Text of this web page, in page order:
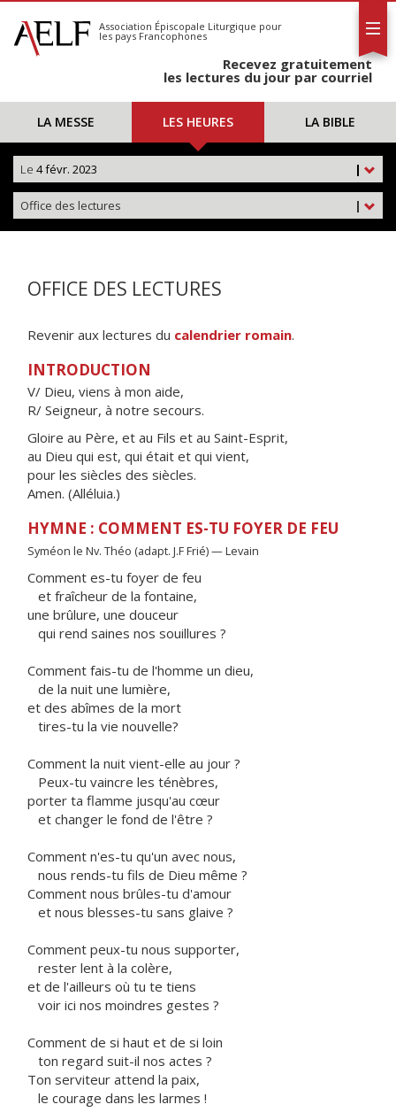
S'abonner
Calendrier
Association Épiscopale Liturgique pour
les pays Francophones
Recevez gratuitement
les lectures du jour par courriel
LA MESSE LES HEURES LA BIBLE
|
Le 4 févr. 2023
|
Office des lectures
OFFICE DES LECTURES
Revenir aux lectures du calendrier romain.
INTRODUCTION
V/ Dieu, viens à mon aide,
R/ Seigneur, à notre secours.
Gloire au Père, et au Fils et au Saint-Esprit,
au Dieu qui est, qui était et qui vient,
pour les siècles des siècles.
Amen. (Alléluia.)
HYMNE : COMMENT ES-TU FOYER DE FEU
Syméon le Nv. Théo (adapt. J.F Frié) — Levain
Comment es-tu foyer de feu
et fraîcheur de la fontaine,
une brûlure, une douceur
qui rend saines nos souillures ?
Comment fais-tu de l'homme un dieu,
de la nuit une lumière,
et des abîmes de la mort
tires-tu la vie nouvelle?
Comment la nuit vient-elle au jour ?
Peux-tu vaincre les ténèbres,
porter ta flamme jusqu'au cœur
et changer le fond de l'être ?
Comment n'es-tu qu'un avec nous,
nous rends-tu fils de Dieu même ?
Comment nous brûles-tu d'amour
et nous blesses-tu sans glaive ?
Comment peux-tu nous supporter,
rester lent à la colère,
et de l'ailleurs où tu te tiens
voir ici nos moindres gestes ?
Comment de si haut et de si loin
ton regard suit-il nos actes ?
Ton serviteur attend la paix,
le courage dans les larmes !